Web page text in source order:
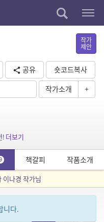
작가
제안
공유
숏코드복사
작가소개 +
! 더보기
책갈피 작품소개
이나경 작가님
니다.